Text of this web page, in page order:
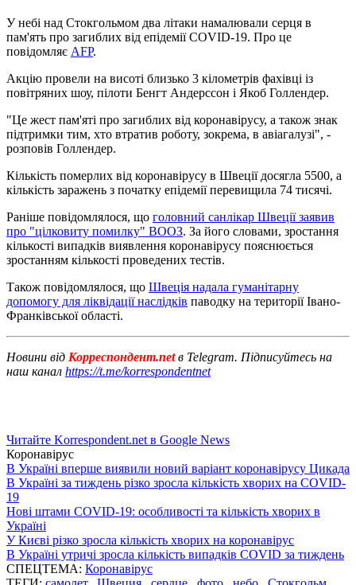
У небі над Стокгольмом два літаки намалювали серця в
пам'ять про загиблих від епідемії COVID-19. Про це
повідомляє AFP.
Акцію провели на висоті близько 3 кілометрів фахівці із
повітряних шоу, пілоти Бенгт Андерссон і Якоб Голлендер.
"Це жест пам'яті про загиблих від коронавірусу, а також знак
підтримки тим, хто втратив роботу, зокрема, в авіагалузі", -
розповів Голлендер.
Кількість померлих від коронавірусу в Швеції досягла 5500, а
кількість заражень з початку епідемії перевищила 74 тисячі.
Раніше повідомлялося, що головний санлікар Швеції заявив
про "цілковиту помилку" ВООЗ. За його словами, зростання
кількості випадків виявлення коронавірусу пояснюється
зростанням кількості проведених тестів.
Також повідомлялося, що Швеція надала гуманітарну
допомогу для ліквідації наслідків паводку на території Івано-
Франківської області.
Новини від Корреспондент.netв Telegram. Підписуйтесь на
наш канал https://t.me/korrespondentnet
Читайте Korrespondent.net в Google News
Коронавірус
В Україні вперше виявили новий варіант коронавірусу Цикада
В Україні за тиждень різко зросла кількість хворих на COVID-
19
Нові штами COVID-19: особливості та кількість хворих в
Україні
У Києві різко зросла кількість хворих на коронавірус
В Україні утричі зросла кількість випадків COVID за тиждень
СПЕЦТЕМА: Коронавірус